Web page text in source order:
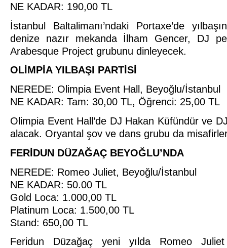
NE KADAR: 190,00 TL
İstanbul Baltalimanı’ndaki Portaxe’de
denize nazır mekanda İlham Gencer, DJ
Arabesque Project grubunu dinleyecek.
OLİMPİA YILBAŞI PARTİSİ
NEREDE: Olimpia Event Hall, Beyoğlu/İstanbul
NE KADAR: Tam: 30,00 TL, Öğrenci: 25,00 TL
Olimpia Event Hall’de DJ Hakan Küfündür ve
alacak. Oryantal şov ve dans grubu da
FERİDUN DÜZAĞAÇ BEYOĞLU’NDA
NEREDE: Romeo Juliet, Beyoğlu/İstanbul
NE KADAR: 50.00 TL
Gold Loca: 1.000,00 TL
Platinum Loca: 1.500,00 TL
Stand: 650,00 TL
Feridun Düzağaç yeni yılda Romeo